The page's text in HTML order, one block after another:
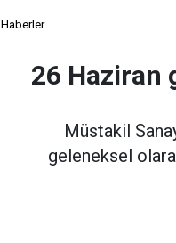
Haberler
26 Haziran
Müstakil
geleneksel